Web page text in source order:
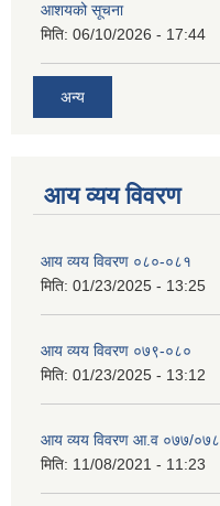
आशयको सूचना
मिति: 06/10/2026 - 17:44
अन्य
आय व्यय विवरण
आय व्यय विवरण ०८०-०८१
मिति: 01/23/2025 - 13:25
आय व्यय विवरण ०७९-०८०
मिति: 01/23/2025 - 13:12
आय व्यय विवरण आ.व ०७७/०७८
मिति: 11/08/2021 - 11:23